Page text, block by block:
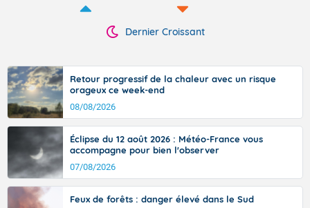
Dernier Croissant
Retour progressif de la chaleur avec un risque
orageux ce week-end
08/08/2026
Éclipse du 12 août 2026 : Météo-France vous
accompagne pour bien l'observer
07/08/2026
Feux de forêts : danger élevé dans le Sud